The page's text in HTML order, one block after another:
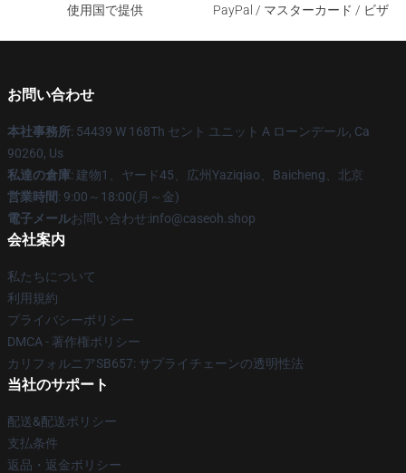
使用国で提供
PayPal / マスターカード / ビザ
お問い合わせ
本社事務所: 54439 W 168Th セント ユニット A ローンデール, Ca
90260, Us
私達の倉庫: 建物1、ヤード45、広州Yaziqiao、Baicheng、北京
営業時間: 9:00～18:00(月～金)
電子メールお問い合わせ:info@caseoh.shop
会社案内
私たちについて
利用規約
プライバシーポリシー
DMCA - 著作権ポリシー
カリフォルニアSB657: サプライチェーンの透明性法
当社のサポート
配送&配送ポリシー
支払条件
返品・返金ポリシー